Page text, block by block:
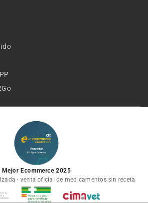
Mejor Ecommerce 2025
· venta oficial de medicamentos sin receta